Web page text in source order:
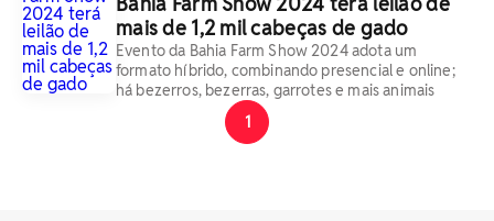
mais de 1,2 mil cabeças de gado
Evento da Bahia Farm Show 2024 adota um
formato híbrido, combinando presencial e online;
há bezerros, bezerras, garrotes e mais animais
1